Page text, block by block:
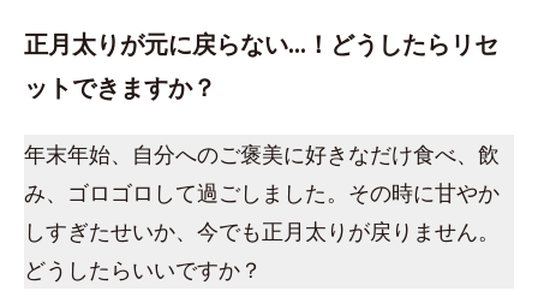
正月太りが元に戻らない…！どうしたらリセ
ットできますか？
年末年始、自分へのご褒美に好きなだけ食べ、飲
み、ゴロゴロして過ごしました。その時に甘やか
しすぎたせいか、今でも正月太りが戻りません。
どうしたらいいですか？